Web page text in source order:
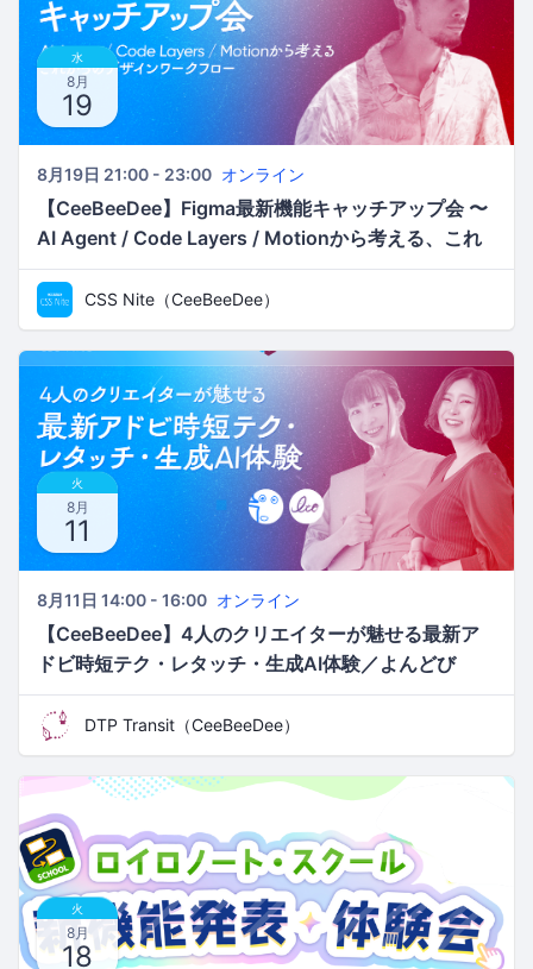
水
8月
19
8月19日 21:00 - 23:00 オンライン
【CeeBeeDee】Figma最新機能キャッチアップ会 〜
AI Agent / Code Layers / Motionから考える、これ
からのデザインワークフロー／ken
CSS Nite（CeeBeeDee）
火
8月
11
8月11日 14:00 - 16:00 オンライン
【CeeBeeDee】4人のクリエイターが魅せる最新ア
ドビ時短テク・レタッチ・生成AI体験／よんどび
DTP Transit（CeeBeeDee）
火
8月
18